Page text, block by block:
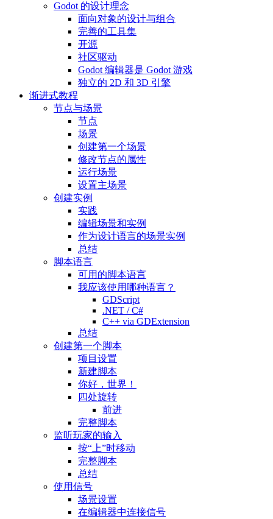
Godot 的设计理念
面向对象的设计与组合
完善的工具集
开源
社区驱动
Godot 编辑器是 Godot 游戏
独立的 2D 和 3D 引擎
渐进式教程
节点与场景
节点
场景
创建第一个场景
修改节点的属性
运行场景
设置主场景
创建实例
实践
编辑场景和实例
作为设计语言的场景实例
总结
脚本语言
可用的脚本语言
我应该使用哪种语言？
GDScript
.NET / C#
C++ via GDExtension
总结
创建第一个脚本
项目设置
新建脚本
你好，世界！
四处旋转
前进
完整脚本
监听玩家的输入
按“上”时移动
完整脚本
总结
使用信号
场景设置
在编辑器中连接信号